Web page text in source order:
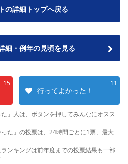
の詳細トップへ戻る
細・例年の見頃を見る
15 11
行ってよかった！
」人は、ボタンを押してみんなにオスス
た」の投票は、24時間ごとに1票、最大
ンキングは前年度までの投票結果も一部